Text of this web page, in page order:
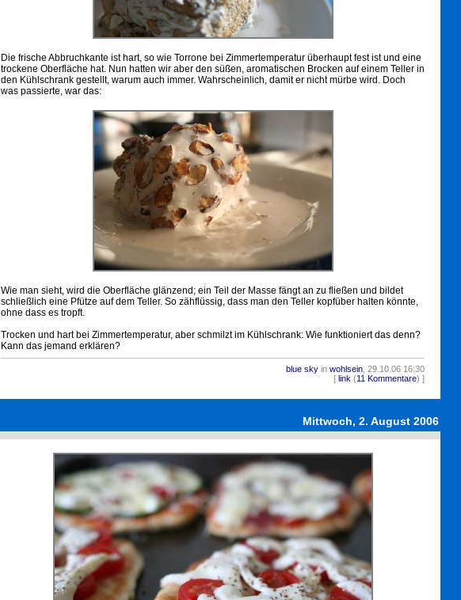
Die frische Abbruchkante ist hart, so wie Torrone bei Zimmertemperatur überhaupt fest ist und eine
trockene Oberfläche hat. Nun hatten wir aber den süßen, aromatischen Brocken auf einem Teller in
den Kühlschrank gestellt, warum auch immer. Wahrscheinlich, damit er nicht mürbe wird. Doch
was passierte, war das:
Wie man sieht, wird die Oberfläche glänzend; ein Teil der Masse fängt an zu fließen und bildet
schließlich eine Pfütze auf dem Teller. So zähflüssig, dass man den Teller kopfüber halten könnte,
ohne dass es tropft.
Trocken und hart bei Zimmertemperatur, aber schmilzt im Kühlschrank: Wie funktioniert das denn?
Kann das jemand erklären?
blue sky in wohlsein , 29.10.06 16:30
[ link (11 Kommentare) ]
Mittwoch, 2. August 2006